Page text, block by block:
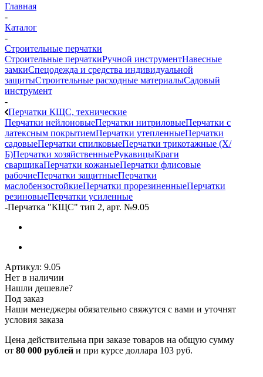
Главная
-
Каталог
-
Строительные перчатки
Строительные перчаткиРучной инструментНавесные
замкиСпецодежда и средства индивидуальной
защитыСтроительные расходные материалыСадовый
инструмент
-
Перчатки КЩС, технические
Перчатки нейлоновыеПерчатки нитриловыеПерчатки с
латексным покрытиемПерчатки утепленныеПерчатки
садовыеПерчатки спилковыеПерчатки трикотажные (Х/
Б)Перчатки хозяйственныеРукавицыКраги
сварщикаПерчатки кожаныеПерчатки флисовые
рабочиеПерчатки защитныеПерчатки
маслобензостойкиеПерчатки прорезиненныеПерчатки
резиновыеПерчатки усиленные
-Перчатка "КЩС" тип 2, арт. №9.05
Артикул: 9.05
Нет в наличии
Нашли дешевле?
Под заказ
Наши менеджеры обязательно свяжутся с вами и уточнят
условия заказа
Цена действительна при заказе товаров на общую сумму
от 80 000 рублей и при курсе доллара 103 руб.